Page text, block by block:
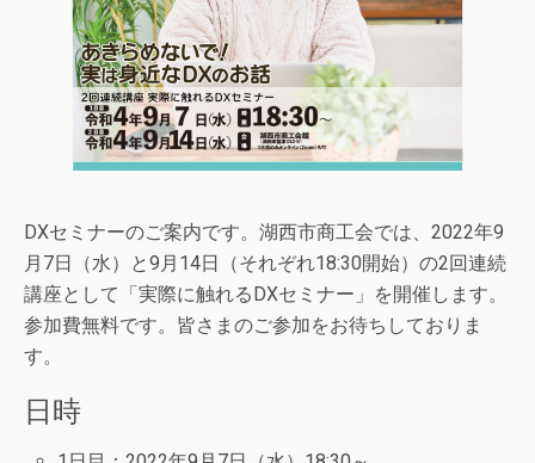
DXセミナーのご案内です。湖西市商工会では、2022年9
月7日（水）と9月14日（それぞれ18:30開始）の2回連続
講座として「実際に触れるDXセミナー」を開催します。
参加費無料です。皆さまのご参加をお待ちしておりま
す。
日時